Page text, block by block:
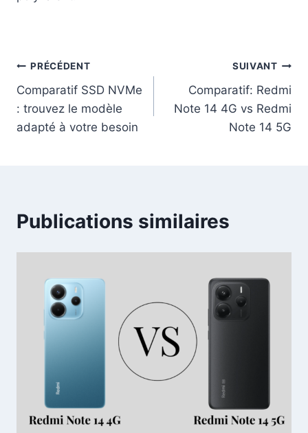
PRÉCÉDENT
Comparatif SSD NVMe
: trouvez le modèle
adapté à votre besoin
SUIVANT
Comparatif: Redmi
Note 14 4G vs Redmi
Note 14 5G
Publications similaires